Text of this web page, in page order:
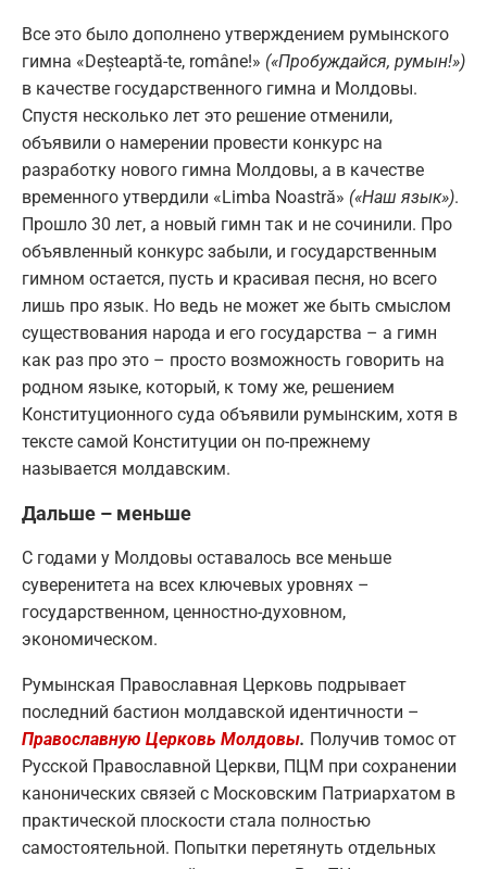
Все это было дополнено утверждением румынского
гимна «Deșteaptă-te, române!» («Пробуждайся, румын!»)
в качестве государственного гимна и Молдовы.
Спустя несколько лет это решение отменили,
объявили о намерении провести конкурс на
разработку нового гимна Молдовы, а в качестве
временного утвердили «Limba Noastră» («Наш язык»).
Прошло 30 лет, а новый гимн так и не сочинили. Про
объявленный конкурс забыли, и государственным
гимном остается, пусть и красивая песня, но всего
лишь про язык. Но ведь не может же быть смыслом
существования народа и его государства – а гимн
как раз про это – просто возможность говорить на
родном языке, который, к тому же, решением
Конституционного суда объявили румынским, хотя в
тексте самой Конституции он по-прежнему
называется молдавским.
Дальше – меньше
С годами у Молдовы оставалось все меньше
суверенитета на всех ключевых уровнях –
государственном, ценностно-духовном,
экономическом.
Румынская Православная Церковь подрывает
последний бастион молдавской идентичности –
Православную Церковь Молдовы. Получив томос от
Русской Православной Церкви, ПЦМ при сохранении
канонических связей с Московским Патриархатом в
практической плоскости стала полностью
самостоятельной. Попытки перетянуть отдельных